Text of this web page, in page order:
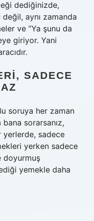
dediğinizde,
aynı zamanda
ve “Ya şunu da
giriyor. Yani
SADECE
soruya her zaman
sorarsanız,
sadece
yerken sadece
doyurmuş
yemekle daha